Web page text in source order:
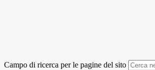
Campo di ricerca per le pagine del sito